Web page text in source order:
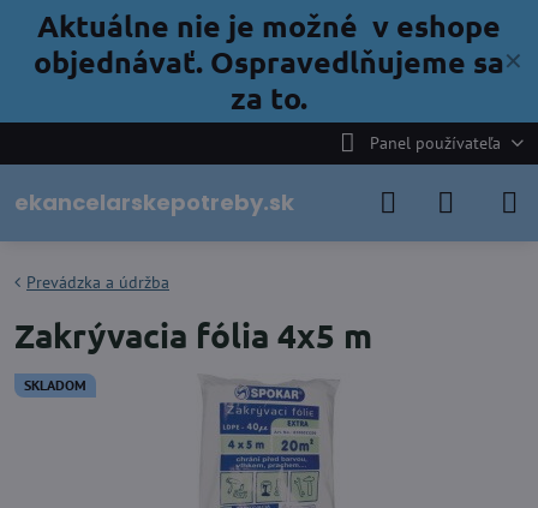
✕
Aktuálne nie je možné v eshope
objednávať. Ospravedlňujeme sa
za to.
Panel používateľa
ekancelarskepotreby.sk
SKLADOM
Prevádzka a údržba
Zakrývacia fólia 4x5 m